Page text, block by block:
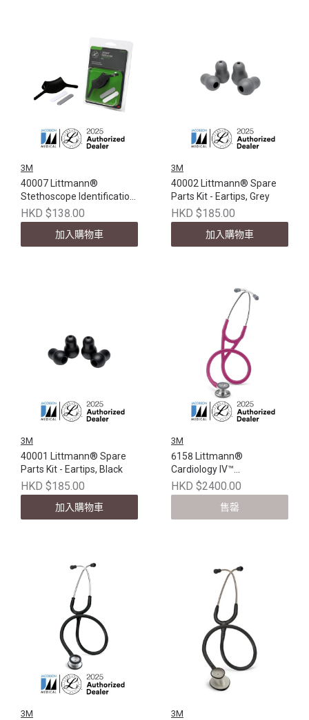
3M
40007 Littmann®
Stethoscope Identification
Tag, Black
HKD $138.00
加入購物車
3M
40002 Littmann® Spare
Parts Kit - Eartips, Grey
HKD $185.00
加入購物車
3M
40001 Littmann® Spare
Parts Kit - Eartips, Black
HKD $185.00
加入購物車
3M
6158 Littmann®
Cardiology IV™
Stethoscope, Standard-
Finish Chestpiece,
Raspberry Tube, Stainless
Stem and Headset, 27 inch
HKD $2400.00
售罄
3M 3M